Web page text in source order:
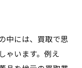
の注意点
取引方法
中には、買取で思
ゃいます。例え